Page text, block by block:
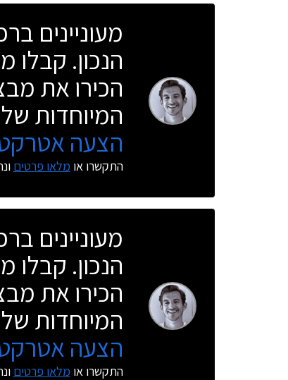
מעוניינים
הנכון. קבלו
הכירו את
המיוחדות
הצעה
התקשרו או מלאו פרטים
מעוניינים
הנכון. קבלו
הכירו את
המיוחדות
הצעה
התקשרו או מלאו פרטים